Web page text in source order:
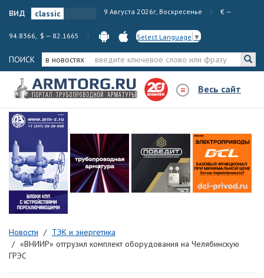
вид 9 Августа 2026г, Воскресенье € —
94.8366, $ — 82.1665 Select Language ▼
ПОИСК в новостях
Весь сайт
Новости
ТЭК и энергетика
«ВНИИР» отгрузил комплект оборудования на Челябинскую
ГРЭС